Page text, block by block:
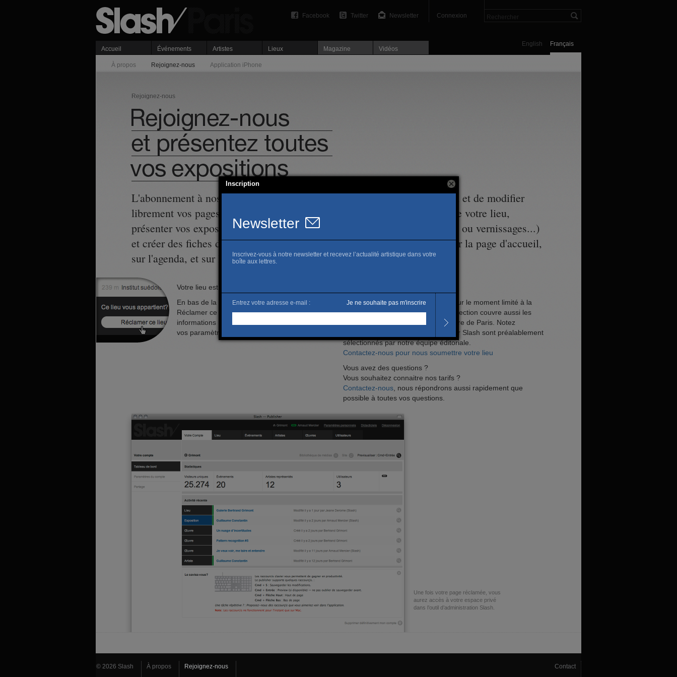
Connexion
Newsletter
Twitter
Facebook
Français
English
Accueil Événements Artistes Lieux Magazine Vidéos
À propos Rejoignez-nous Application iPhone
Rejoignez-nous
L'abonnement à nos services vous permet d’avoir accès à l’outil d’édition et de modifier
librement vos pages. En vous inscrivant, vous pourrez modifier la fiche de votre lieu,
présenter vos expositions et vos événements liés (conférences, rencontres ou vernissages...)
et créer des fiches d’artiste. Vous apparaitrez sur l’application iPhone, sur la page d'accueil,
sur l'agenda, et sur la lettre hebdomadaire.
Votre lieu est déjà dans Slash
En bas de la fiche de votre lieu, cliquez sur «
Réclamer ce lieu », nous vous enverrons les
informations relatives à l’abonnement, suivies de
vos paramètres de connexion.
Notez tout d’abord que Slash est pour le moment limité à la
région parisienne. Notre zone de sélection couvre aussi les
lieux accessible en moins d’une heure de Paris. Notez
également que les lieux présents sur Slash sont préalablement
sélectionnés par notre équipe éditoriale.
Contactez-nous pour nous soumettre votre lieu
Vous avez des questions ?
Vous souhaitez connaitre nos tarifs ?
Contactez-nous , nous répondrons aussi rapidement que
possible à toutes vos questions.
Une fois votre page réclamée, vous
aurez accès à votre espace privé
dans l’outil d’administration Slash.
© 2026 Slash À propos Rejoignez-nous Contact
Inscription